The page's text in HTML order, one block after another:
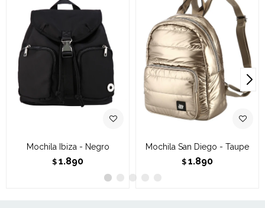
Mochila Ibiza - Negro
$ 1.890
Mochila San Diego - Taupe
$ 1.890